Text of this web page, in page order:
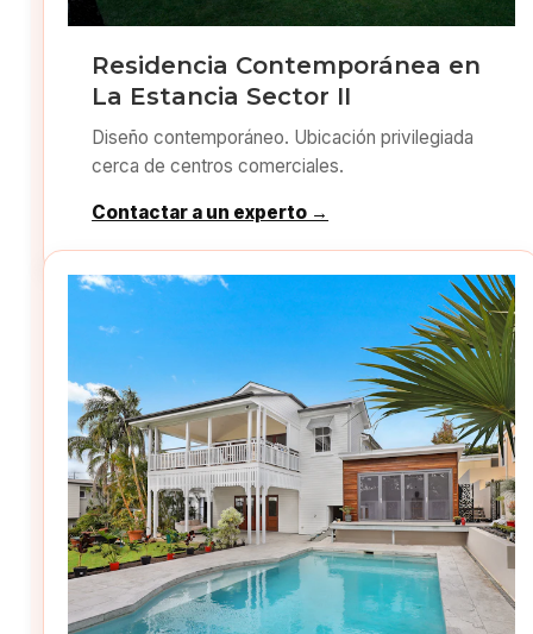
Residencia Contemporánea en
La Estancia Sector II
Diseño contemporáneo. Ubicación privilegiada
cerca de centros comerciales.
Contactar a un experto →